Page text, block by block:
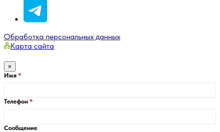
Обработка персональных данных
Карта сайта
×
Имя
Телефон
Сообщение